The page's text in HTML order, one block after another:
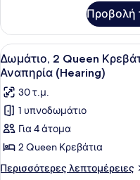
Queen
Beds)
1
Υπνοδωμάτιο
(2
Queen
Beds)
Προβολή
Προβολή
όλων
των
φωτογραφιών
για
Δωμάτιο,
2
Queen
5
Δωμάτιο, 2 Queen
Αναπηρία (Hearing)
30 τ.μ.
1 υπνοδωμάτιο
Για 4 άτομα
2 Queen Κρεβάτια
Περισσότερες λεπτομέρειες
Περισσότερες